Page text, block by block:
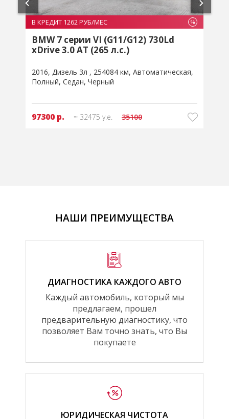
В КРЕДИТ 1237 РУБ/МЕС %
BMW 5 серии VII (G30/G31) 540i
xDrive 3.0 AT (340 л.с.)
2018 Бензин 3л 55992 км Автоматическая
Полный Седан Серый
95400 р. ≈ 31838 у.е. 32363
НАШИ ПРЕИМУЩЕСТВА
ДИАГНОСТИКА КАЖДОГО АВТО
Каждый автомобиль, который мы
предлагаем, прошел
предварительную диагностику, что
позволяет Вам точно знать, что Вы
покупаете
ЮРИДИЧЕСКАЯ ЧИСТОТА